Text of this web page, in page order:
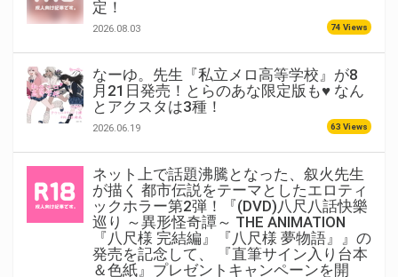
定！
2026.08.03 74 Views
なーゆ。先生『私立メロ高等学校』が8
月21日発売！とらのあな限定版も♥ なん
とアクスタは3種！
2026.06.19 63 Views
ネット上で話題沸騰となった、叙火先生
が描く 都市伝説をテーマとしたエロティ
ックホラー第2弾！『(DVD)八尺八話快樂
巡り ～異形怪奇譚～ THE ANIMATION
『八尺様 完結編』『八尺様 夢物語』』の
発売を記念して、 『直筆サイン入り台本
＆色紙』プレゼントキャンペーンを開